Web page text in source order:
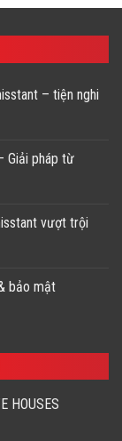
– tiện nghi
Giải pháp từ
vượt trội
bảo mật
HOUSES